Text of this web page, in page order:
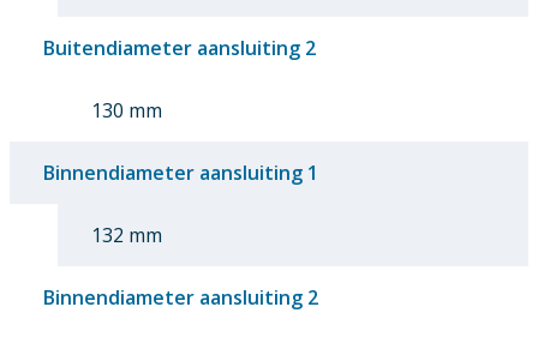
Buitendiameter aansluiting 2
130 mm
Binnendiameter aansluiting 1
132 mm
Binnendiameter aansluiting 2